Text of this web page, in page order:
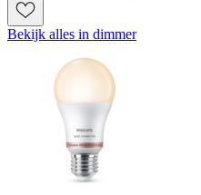
Bekijk alles in dimmer